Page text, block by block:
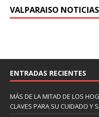
VALPARAISO NOTICIAS
ENTRADAS RECIENTES
MÁS DE LA MITAD DE LOS
CLAVES PARA SU CUIDADO Y